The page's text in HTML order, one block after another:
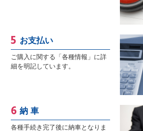
お支払い
ご購入に関する「各種情報」に詳
細を明記しています。
納 車
各種手続き完了後に納車となりま